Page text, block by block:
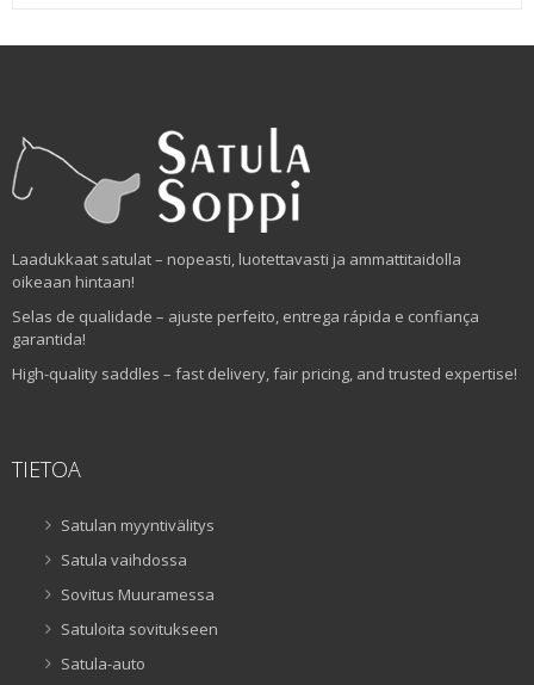
Laadukkaat satulat – nopeasti, luotettavasti ja ammattitaidolla
oikeaan hintaan!
Selas de qualidade – ajuste perfeito, entrega rápida e confiança
garantida!
High-quality saddles – fast delivery, fair pricing, and trusted expertise!
TIETOA
Satulan myyntivälitys
Satula vaihdossa
Sovitus Muuramessa
Satuloita sovitukseen
Satula-auto